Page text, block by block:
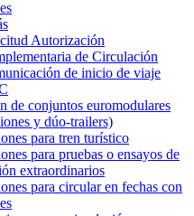
Autorización
de Circulación
de inicio de viaje
de conjuntos euromodulares
y dúo-trailers)
para tren turístico
para pruebas o ensayos de
extraordinarios
para circular en fechas con